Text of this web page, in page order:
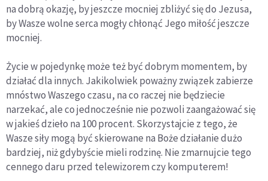
na dobrą okazję, by jeszcze mocniej zbliżyć się do Jezusa,
by Wasze wolne serca mogły chłonąć Jego miłość jeszcze
mocniej.
Życie w pojedynkę może też być dobrym momentem, by
działać dla innych. Jakikolwiek poważny związek zabierze
mnóstwo Waszego czasu, na co raczej nie będziecie
narzekać, ale co jednocześnie nie pozwoli zaangażować się
w jakieś dzieło na 100 procent. Skorzystajcie z tego, że
Wasze siły mogą być skierowane na Boże działanie dużo
bardziej, niż gdybyście mieli rodzinę. Nie zmarnujcie tego
cennego daru przed telewizorem czy komputerem!